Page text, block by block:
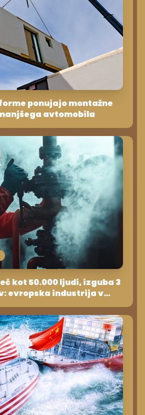
ponujajo montažne
avtomobila
kot 50.000 ljudi, izguba 3
evropska industrija v
slavijo!